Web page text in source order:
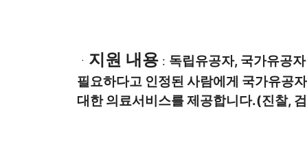
ㆍ 지원 내용 : 독립유공자, 국가유공
필요하다고 인정된 사람에게 국가유공
대한 의료서비스를 제공합니다.(진찰,